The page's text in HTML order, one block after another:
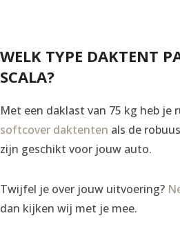
WELK TYPE DAKTENT
SCALA?
Met een daklast van 75 kg heb je
softcover daktenten als de
zijn geschikt voor jouw auto.
Twijfel je over jouw uitvoering?
dan kijken wij met je mee.